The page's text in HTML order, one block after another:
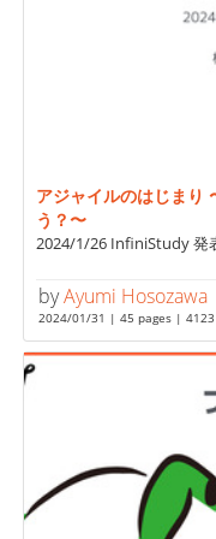
アジャイルのはじまり
う？〜
2024/1/26 InfiniStudy 発
byAyumi Hosozawa
2024/01/31 | 45 pages |